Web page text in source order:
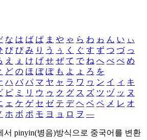
な は ば ぱ ま や ゃ ら わ ゎ ん い ぃ
び ぴ み り う ぅ く ぐ す ず つ づ っ
え ぇ け げ せ ぜ て で ね へ べ ぺ め
ど の ほ ぼ ぽ も よ ょ ろ を
ハ バ パ マ ヤ ャ ラ ワ ヮ ン イ ィ キ
ピ ミ リ ウ ゥ ク グ ス ズ ツ ヅ ッ ヌ
ェ ケ ゲ セ ゼ テ デ ヘ ベ ペ メ レ オ
ホ ボ ポ モ ヨ ョ ロ ヲ ―
서 pinyin(병음)방식으로 중국어를 변환